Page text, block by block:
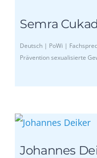
Semra
Deutsch | PoWi |
Prävention sexualisierte
Johannes